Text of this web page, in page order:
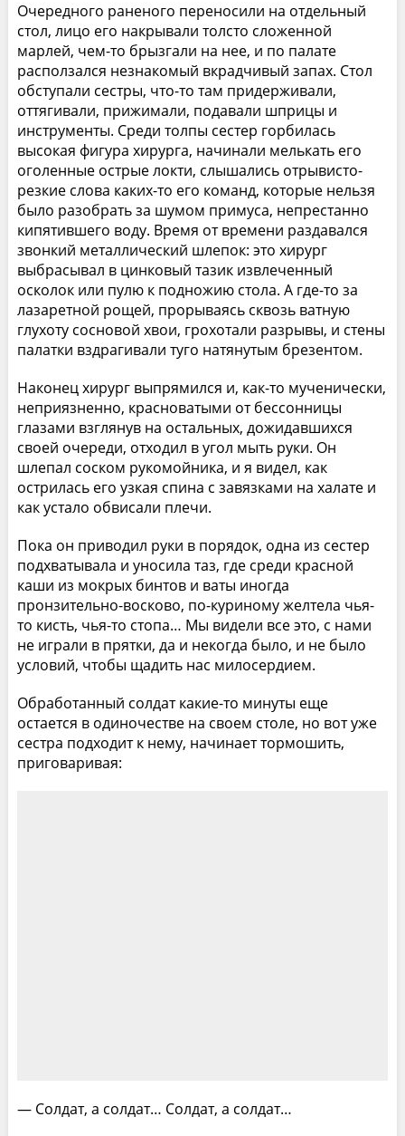
Очередного раненого переносили на отдельный
стол, лицо его накрывали толсто сложенной
марлей, чем-то брызгали на нее, и по палате
расползался незнакомый вкрадчивый запах. Стол
обступали сестры, что-то там придерживали,
оттягивали, прижимали, подавали шприцы и
инструменты. Среди толпы сестер горбилась
высокая фигура хирурга, начинали мелькать его
оголенные острые локти, слышались отрывисто-
резкие слова каких-то его команд, которые нельзя
было разобрать за шумом примуса, непрестанно
кипятившего воду. Время от времени раздавался
звонкий металлический шлепок: это хирург
выбрасывал в цинковый тазик извлеченный
осколок или пулю к подножию стола. А где-то за
лазаретной рощей, прорываясь сквозь ватную
глухоту сосновой хвои, грохотали разрывы, и стены
палатки вздрагивали туго натянутым брезентом.
Наконец хирург выпрямился и, как-то мученически,
неприязненно, красноватыми от бессонницы
глазами взглянув на остальных, дожидавшихся
своей очереди, отходил в угол мыть руки. Он
шлепал соском рукомойника, и я видел, как
острилась его узкая спина с завязками на халате и
как устало обвисали плечи.
Пока он приводил руки в порядок, одна из сестер
подхватывала и уносила таз, где среди красной
каши из мокрых бинтов и ваты иногда
пронзительно-восково, по-куриному желтела чья-
то кисть, чья-то стопа… Мы видели все это, с нами
не играли в прятки, да и некогда было, и не было
условий, чтобы щадить нас милосердием.
Обработанный солдат какие-то минуты еще
остается в одиночестве на своем столе, но вот уже
сестра подходит к нему, начинает тормошить,
приговаривая:
— Солдат, а солдат… Солдат, а солдат…